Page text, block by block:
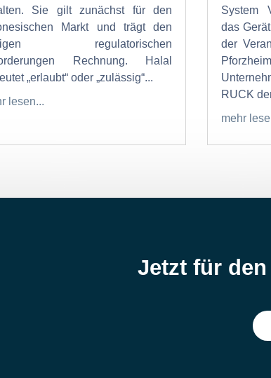
Sie gilt zunächst für den
Markt und trägt den
regulatorischen
Rechnung. Halal
„erlaubt“ oder „zulässig“...
lesen...
System
das
der
RUCK
mehr
Jetzt für